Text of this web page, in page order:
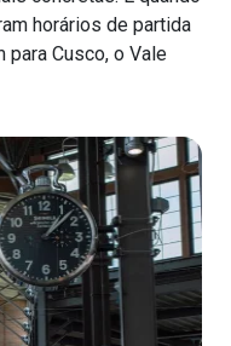
horários de partida
Cusco, o Vale